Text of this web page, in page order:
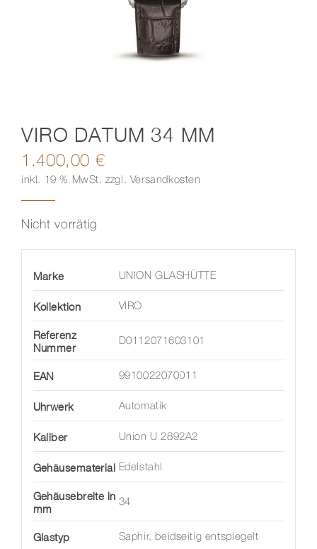
VIRO DATUM 34 MM
1.400,00 €
inkl. 19 % MwSt. zzgl. Versandkosten
Nicht vorrätig
Marke UNION GLASHÜTTE
Kollektion VIRO
Referenz
Nummer
D0112071603101
EAN 9910022070011
Uhrwerk Automatik
Kaliber Union U 2892A2
Gehäusematerial Edelstahl
Gehäusebreite in
mm
34
Glastyp Saphir, beidseitig entspiegelt